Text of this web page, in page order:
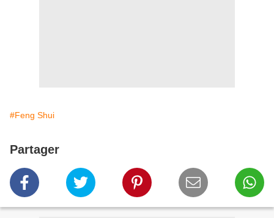
#Feng Shui
Partager